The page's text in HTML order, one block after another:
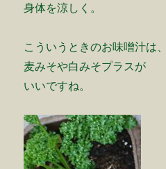
身体を涼しく。
こういうときのお味噌汁は、
麦みそや白みそプラスが
いいですね。